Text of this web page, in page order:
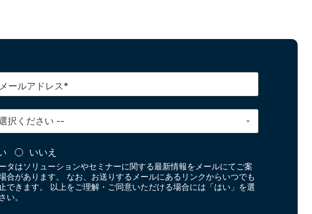
ールアドレス*
いいえ
タはソリューションやセミナーに関する最新情報をメールにてご案
合があります。 なお、お送りするメールにあるリンクからいつでも
できます。 以上をご理解・ご同意いただける場合には「はい」を選
い。